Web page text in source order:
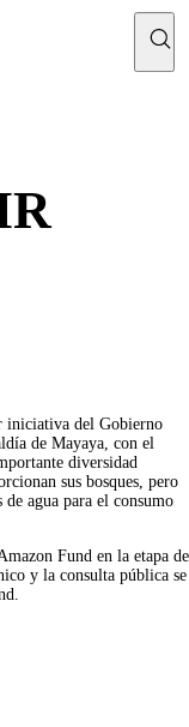
iniciativa del Gobierno
de Mayaya, con el
diversidad
sus bosques, pero
agua para el consumo
Fund en la etapa de
y la consulta pública se